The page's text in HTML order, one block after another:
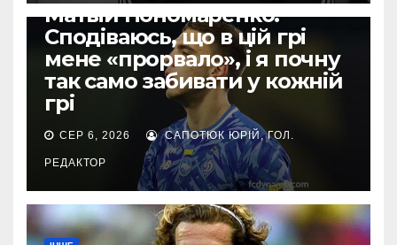
Матвій Пономаренко:
Сподіваюсь, що в цій грі
мене «прорвало», і я почну
так само забивати у кожній
грі
СЕР 6, 2026 САПОТЮК ЮРІЙ, ГОЛ.
РЕДАКТОР